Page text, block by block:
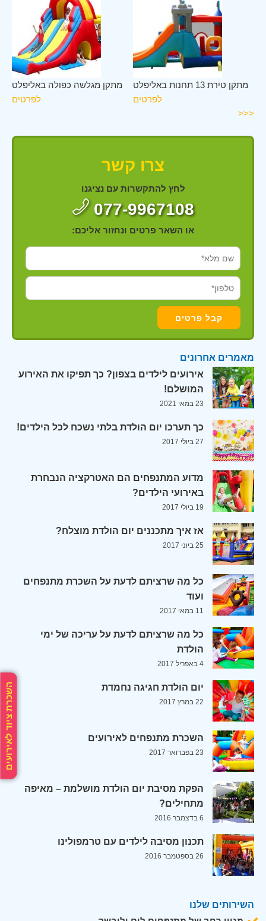
השכרת ציוד לאירועים
מתקן מגלשה כפולה באליפלט
לפרטים
מתקן טירת 13 תחנות באליפלט
לפרטים
<<<
צרו קשר
לחץ להתקשרות עם נציגנו
077-9967108
או השאר פרטים ונחזור אליכם:
מאמרים אחרונים
אירועים לילדים בצפון? כך תפיקו את האירוע
המושלם!
23 במאי 2021
כך תערכו יום הולדת בלתי נשכח לכל הילדים!
27 ביולי 2017
מדוע המתנפחים הם האטרקציה הנבחרת
באירועי הילדים?
19 ביולי 2017
אז איך מתכננים יום הולדת מוצלח?
25 ביוני 2017
כל מה שרציתם לדעת על השכרת מתנפחים
ועוד
11 במאי 2017
כל מה שרציתם לדעת על עריכה של ימי
הולדת
4 באפריל 2017
יום הולדת חגיגה נחמדת
22 במרץ 2017
השכרת מתנפחים לאירועים
23 בפברואר 2017
הפקת מסיבת יום הולדת מושלמת – מאיפה
מתחילים?
6 בדצמבר 2016
תכנון מסיבה לילדים עם טרמפולינו
26 בספטמבר 2016
השירותים שלנו